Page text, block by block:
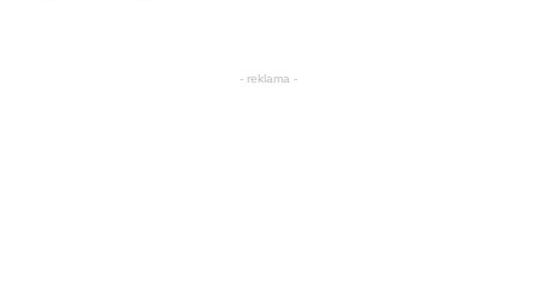
- reklama -